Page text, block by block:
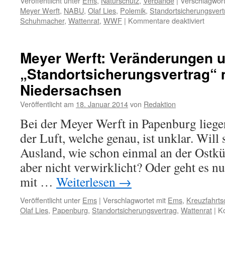
Meyer Werft, NABU, Olaf Lies, Polemik,
Schuhmacher, Wattenrat, WWF | Kommentare deaktiviertfür
eine
Meyer Werft: Veränderungen
„Standortsicherungsvertrag“
Niedersachsen
Veröffentlicht am 18. Januar 2014von Redaktion
Bei der Meyer Werft in Papenburg
der Luft, welche genau, ist unklar. Will
Ausland, wie schon einmal an der
aber nicht verwirklicht? Oder geht es
mit … Weiterlesen →
Veröffentlicht unter Ems | Verschlagwortet mit Ems,
Olaf Lies, Papenburg, Standortsicherungsvertrag, Wattenrat |